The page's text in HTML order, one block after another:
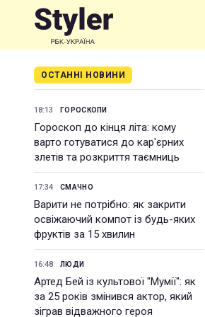
ОСТАННІ НОВИНИ
18:13 ГОРОСКОПИ
Гороскоп до кінця літа: кому
варто готуватися до кар'єрних
злетів та розкриття таємниць
17:34 СМАЧНО
Варити не потрібно: як закрити
освіжаючий компот із будь-яких
фруктів за 15 хвилин
16:48 ЛЮДИ
Артед Бей із культової "Мумії": як
за 25 років змінився актор, який
зіграв відважного героя